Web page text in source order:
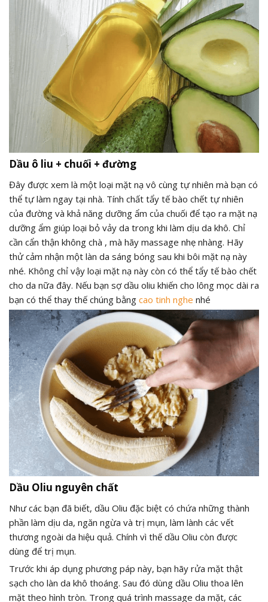
Dầu ô liu + chuối + đường
Đây được xem là một loại mặt nạ vô cùng tự nhiên mà bạn có
thể tự làm ngay tại nhà. Tính chất tẩy tế bào chết tự nhiên
của đường và khả năng dưỡng ẩm của chuối để tạo ra mặt nạ
dưỡng ẩm giúp loại bỏ vảy da trong khi làm dịu da khô. Chỉ
cần cẩn thận không chà , mà hãy massage nhẹ nhàng. Hãy
thử cảm nhận một làn da sáng bóng sau khi bôi mặt nạ này
nhé. Không chỉ vậy loại mặt nạ này còn có thể tẩy tế bào chết
cho da nữa đây. Nếu bạn sợ dầu oliu khiến cho lông mọc dài ra
bạn có thể thay thế chúng bằng cao tinh nghe nhé
Dầu Oliu nguyên chất
Như các bạn đã biết, dầu Oliu đặc biệt có chứa những thành
phần làm dịu da, ngăn ngừa và trị mụn, làm lành các vết
thương ngoài da hiệu quả. Chính vì thế dầu Oliu còn được
dùng để trị mụn.
Trước khi áp dụng phương páp này, bạn hãy rửa mặt thật
sạch cho làn da khô thoáng. Sau đó dùng dầu Oliu thoa lên
mặt theo hình tròn. Trong quá trình massage da mặt, các